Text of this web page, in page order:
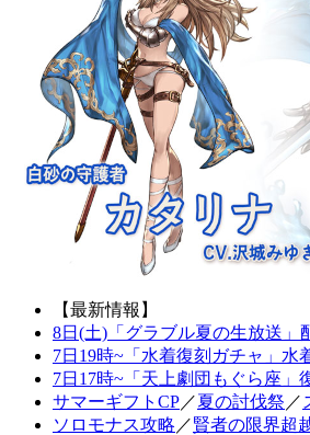
【最新情報】
8日(土)「グラブル夏の生放送」
7日19時~「水着復刻ガチャ」水
7日17時~「天上劇団もぐら座」
サマーギフトCP／夏の討伐祭 ／
ソロモナス攻略 ／賢者の限界超